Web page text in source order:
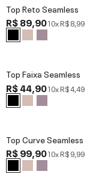
Top Reto Seamless
R$ 89,9010xR$ 8,99
Top Faixa Seamless
R$ 44,9010xR$ 4,49
Top Curve Seamless
R$ 99,9010xR$ 9,99